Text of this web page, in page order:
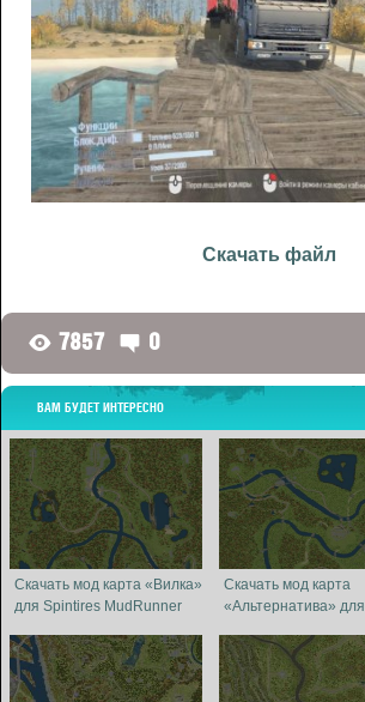
Скачать файл
G 7857 D 0
ВАМ БУДЕТ ИНТЕРЕСНО
Скачать мод карта «Вилка»
для Spintires MudRunner
Скачать мод карта
«Альтернатива» для